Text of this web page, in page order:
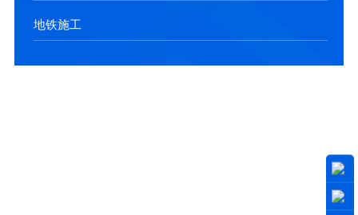
地铁施工